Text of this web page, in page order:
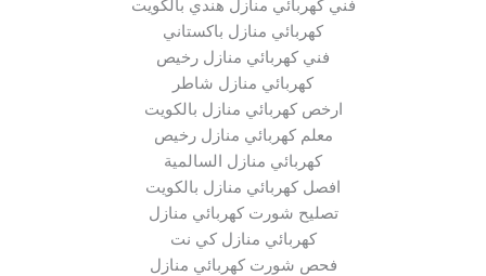
فني كهربائي منازل هندي بالكويت
كهربائي منازل باكستاني
فني كهربائي منازل رخيص
كهربائي منازل شاطر
ارخص كهربائي منازل بالكويت
معلم كهربائي منازل رخيص
كهربائي منازل السالمية
افصل كهربائي منازل بالكويت
تصليح شورت كهربائي منازل
كهربائي منازل كي نت
فحص شورت كهربائي منازل